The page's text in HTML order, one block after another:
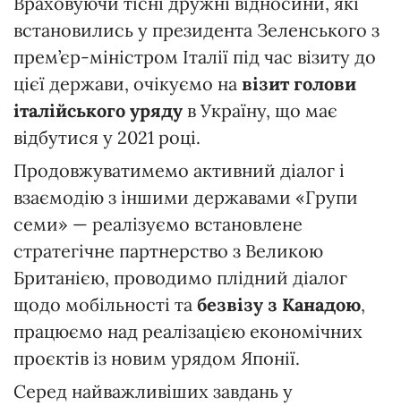
встановились у президента Зеленського з
прем’єр-міністром Італії під час візиту до
цієї держави, очікуємо на візит голови
італійського уряду в Україну, що має
відбутися у 2021 році.
Продовжуватимемо активний діалог і
взаємодію з іншими державами «Групи
семи» — реалізуємо встановлене
стратегічне партнерство з Великою
Британією, проводимо плідний діалог
щодо мобільності та безвізу з Канадою,
працюємо над реалізацією економічних
проєктів із новим урядом Японії.
Серед найважливіших завдань у